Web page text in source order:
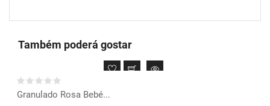
Também poderá gostar
Granulado Rosa Bebé...